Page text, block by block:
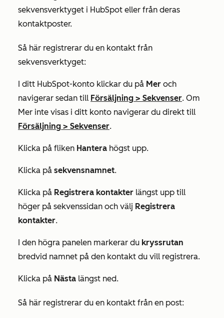
sekvensverktyget i HubSpot eller från deras
kontaktposter.
Så här registrerar du en kontakt från
sekvensverktyget:
I ditt HubSpot-konto klickar du på Mer och
navigerar sedan till Försäljning > Sekvenser. Om
Mer inte visas i ditt konto navigerar du direkt till
Försäljning > Sekvenser.
Klicka på fliken Hantera högst upp.
Klicka på sekvensnamnet.
Klicka på Registrera kontakter längst upp till
höger på sekvenssidan och välj Registrera
kontakter.
I den högra panelen markerar du kryssrutan
bredvid namnet på den kontakt du vill registrera.
Klicka på Nästa längst ned.
Så här registrerar du en kontakt från en post: